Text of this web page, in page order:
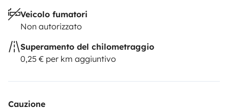
Veicolo fumatori
Non autorizzato
Superamento del chilometraggio
0,25 € per km aggiuntivo
Cauzione